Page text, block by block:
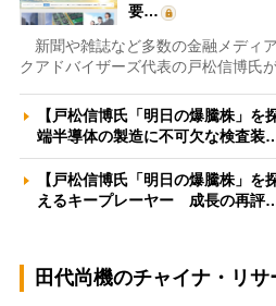
要…
新聞や雑誌など多数の金融メディ
クアドバイザーズ代表の戸松信博氏
【戸松信博氏「明日の爆騰株」
端半導体の製造に不可欠な検査装
【戸松信博氏「明日の爆騰株」
えるキープレーヤー 成長の再評
田代尚機のチャイナ・リサ